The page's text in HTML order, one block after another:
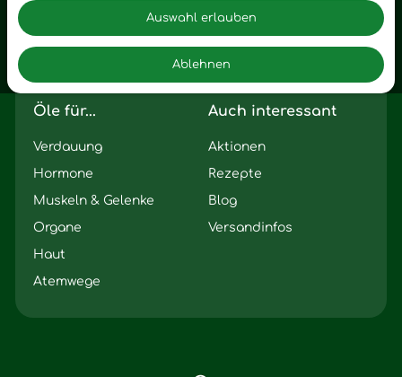
Ablehnen
Auswahl erlauben
Motivation
Seelischer Schlag
Öle für...
Verdauung
Hormone
Muskeln & Gelenke
Organe
Haut
Atemwege
Auch interessant
Aktionen
Rezepte
Blog
Versandinfos